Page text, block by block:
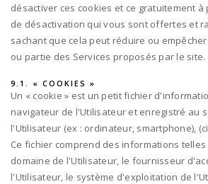
désactiver ces cookies et ce gratuitement
de désactivation qui vous sont offertes et
sachant que cela peut réduire ou
ou partie des Services proposés par le site.
9.1. « COOKIES »
Un « cookie » est un petit fichier
navigateur de l'Utilisateur et enregistré au
l'Utilisateur (ex : ordinateur, smartphone),
Ce fichier comprend des informations
domaine de l'Utilisateur, le fournisseur
l'Utilisateur, le système d'exploitation de